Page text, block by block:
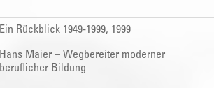
Ein Rückblick 1949-1999, 1999
Hans Maier – Wegbereiter moderner
beruflicher Bildung